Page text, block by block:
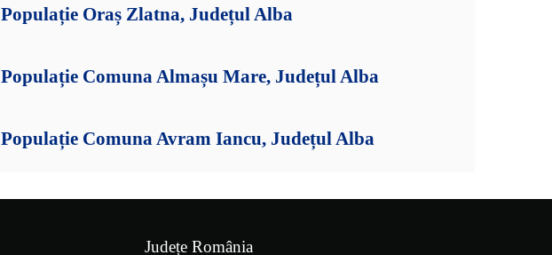
Populație Oraș Zlatna, Județul Alba
Populație Comuna Almașu Mare, Județul Alba
Populație Comuna Avram Iancu, Județul Alba
Județe România